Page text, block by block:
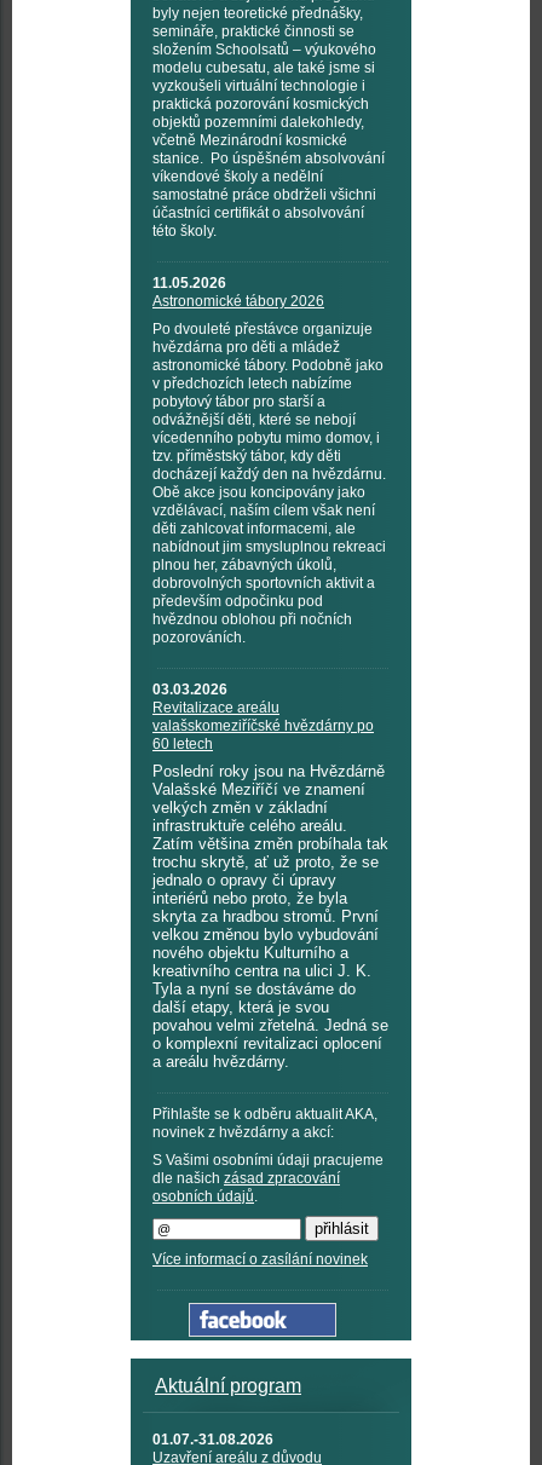
byly nejen teoretické přednášky,
semináře, praktické činnosti se
složením Schoolsatů – výukového
modelu cubesatu, ale také jsme si
vyzkoušeli virtuální technologie i
praktická pozorování kosmických
objektů pozemními dalekohledy,
včetně Mezinárodní kosmické
stanice. Po úspěšném absolvování
víkendové školy a nedělní
samostatné práce obdrželi všichni
účastníci certifikát o absolvování
této školy.
11.05.2026
Astronomické tábory 2026
Po dvouleté přestávce organizuje
hvězdárna pro děti a mládež
astronomické tábory. Podobně jako
v předchozích letech nabízíme
pobytový tábor pro starší a
odvážnější děti, které se nebojí
vícedenního pobytu mimo domov, i
tzv. příměstský tábor, kdy děti
docházejí každý den na hvězdárnu.
Obě akce jsou koncipovány jako
vzdělávací, naším cílem však není
děti zahlcovat informacemi, ale
nabídnout jim smysluplnou rekreaci
plnou her, zábavných úkolů,
dobrovolných sportovních aktivit a
především odpočinku pod
hvězdnou oblohou při nočních
pozorováních.
03.03.2026
Revitalizace areálu
valašskomeziříčské hvězdárny po
60 letech
Poslední roky jsou na Hvězdárně
Valašské Meziříčí ve znamení
velkých změn v základní
infrastruktuře celého areálu.
Zatím většina změn probíhala tak
trochu skrytě, ať už proto, že se
jednalo o opravy či úpravy
interiérů nebo proto, že byla
skryta za hradbou stromů. První
velkou změnou bylo vybudování
nového objektu Kulturního a
kreativního centra na ulici J. K.
Tyla a nyní se dostáváme do
další etapy, která je svou
povahou velmi zřetelná. Jedná se
o komplexní revitalizaci oplocení
a areálu hvězdárny.
Přihlašte se k odběru aktualit AKA,
novinek z hvězdárny a akcí:
S Vašimi osobními údaji pracujeme
dle našich zásad zpracování
osobních údajů.
Více informací o zasílání novinek
Aktuální program
01.07.-31.08.2026
Uzavření areálu z důvodu